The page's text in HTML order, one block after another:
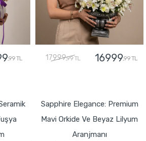
,99 TL 17999,99 TL 16999,99 TL
Sapphire Elegance: Premium
Mavi Orkide Ve Beyaz Lilyum
Aranjmanı